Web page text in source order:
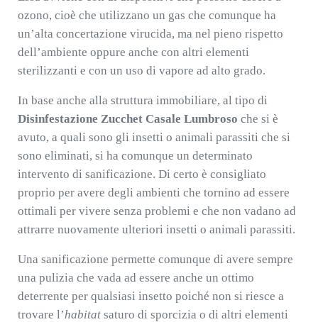
ozono, cioè che utilizzano un gas che comunque ha
un’alta concertazione virucida, ma nel pieno rispetto
dell’ambiente oppure anche con altri elementi
sterilizzanti e con un uso di vapore ad alto grado.
In base anche alla struttura immobiliare, al tipo di
Disinfestazione Zucchet Casale Lumbroso che si è
avuto, a quali sono gli insetti o animali parassiti che si
sono eliminati, si ha comunque un determinato
intervento di sanificazione. Di certo è consigliato
proprio per avere degli ambienti che tornino ad essere
ottimali per vivere senza problemi e che non vadano ad
attrarre nuovamente ulteriori insetti o animali parassiti.
Una sanificazione permette comunque di avere sempre
una pulizia che vada ad essere anche un ottimo
deterrente per qualsiasi insetto poiché non si riesce a
trovare l’habitatsaturo di sporcizia o di altri elementi